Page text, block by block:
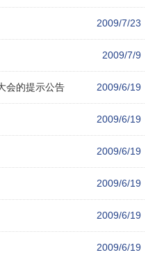
2009/7/23
2009/7/9
会的提示公告 2009/6/19
2009/6/19
2009/6/19
2009/6/19
2009/6/19
2009/6/19